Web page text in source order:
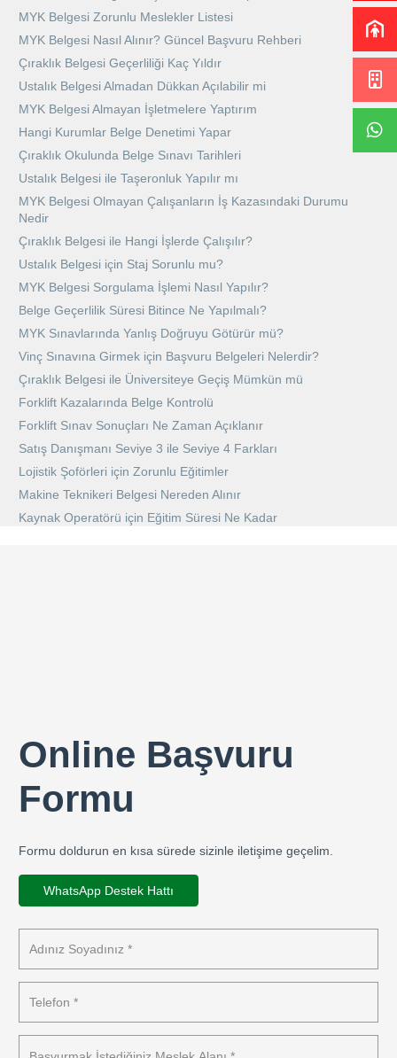
MYK Belgesi Zorunlu Meslekler Listesi
MYK Belgesi Nasıl Alınır? Güncel Başvuru Rehberi
Çıraklık Belgesi Geçerliliği Kaç Yıldır
Ustalık Belgesi Almadan Dükkan Açılabilir mi
MYK Belgesi Almayan İşletmelere Yaptırım
Hangi Kurumlar Belge Denetimi Yapar
Çıraklık Okulunda Belge Sınavı Tarihleri
Ustalık Belgesi ile Taşeronluk Yapılır mı
MYK Belgesi Olmayan Çalışanların İş Kazasındaki Durumu
Nedir
Çıraklık Belgesi ile Hangi İşlerde Çalışılır?
Ustalık Belgesi için Staj Sorunlu mu?
MYK Belgesi Sorgulama İşlemi Nasıl Yapılır?
Belge Geçerlilik Süresi Bitince Ne Yapılmalı?
MYK Sınavlarında Yanlış Doğruyu Götürür mü?
Vinç Sınavına Girmek için Başvuru Belgeleri Nelerdir?
Çıraklık Belgesi ile Üniversiteye Geçiş Mümkün mü
Forklift Kazalarında Belge Kontrolü
Forklift Sınav Sonuçları Ne Zaman Açıklanır
Satış Danışmanı Seviye 3 ile Seviye 4 Farkları
Lojistik Şoförleri için Zorunlu Eğitimler
Makine Teknikeri Belgesi Nereden Alınır
Kaynak Operatörü için Eğitim Süresi Ne Kadar
Online Başvuru
Formu
Formu doldurun en kısa sürede sizinle iletişime geçelim.
WhatsApp Destek Hattı